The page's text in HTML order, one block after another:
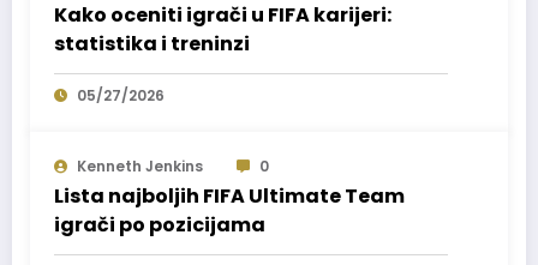
Kako oceniti igrači u FIFA karijeri:
statistika i treninzi
05/27/2026
Kenneth Jenkins 0
Lista najboljih FIFA Ultimate Team
igrači po pozicijama